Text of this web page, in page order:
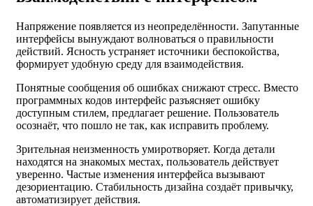
Напряжение появляется из неопределённости. Запутанные
интерфейсы вынуждают волноваться о правильности
действий. Ясность устраняет источники беспокойства,
формирует удобную среду для взаимодействия.
Понятные сообщения об ошибках снижают стресс. Вместо
программных кодов интерфейс разъясняет ошибку
доступным стилем, предлагает решение. Пользователь
осознаёт, что пошло не так, как исправить проблему.
Зрительная неизменность умиротворяет. Когда детали
находятся на знакомых местах, пользователь действует
уверенно. Частые изменения интерфейса вызывают
дезориентацию. Стабильность дизайна создаёт привычку,
автоматизирует действия.